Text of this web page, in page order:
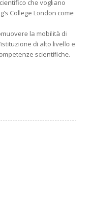
che vogliano
College London come
la mobilità di
di alto livello e
scientifiche.